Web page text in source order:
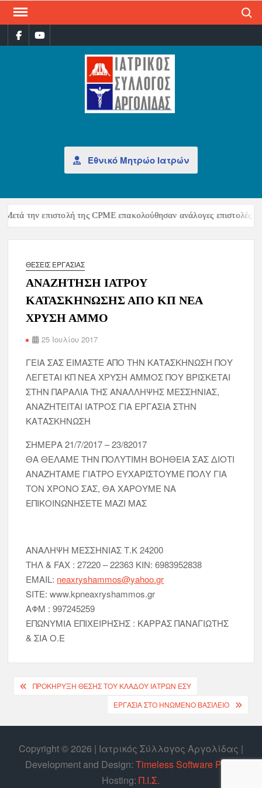
Εθνικό Μητρώο Ιατρών
την επιστολή της CPME επακολούθησαν ανάλογες επιστολές
ΘΈΣΕΙΣ ΕΡΓΑΣΊΑΣ
ΑΝΑΖΗΤΗΣΗ ΙΑΤΡΟΥ
ΚΑΤΑΣΚΗΝΩΣΗΣ ΑΠΟ ΚΠ ΝΕΑ
ΧΡΥΣΗ ΑΜΜΟ
25 Ιουλίου 2017
ΓΕΙΑ ΣΑΣ ΕΙΜΑΣΤΕ ΑΠΟ ΤΗΝ ΚΑΤΑΣΚΗΝΩΣΗ ΠΟΥ
ΛΕΓΕΤΑΙ ΚΠ ΝΕΑ ΧΡΥΣΗ ΑΜΜΟΣ ΠΟΥ ΒΡΙΣΚΕΤΑΙ
ΣΤΗΝ ΠΑΡΑΛΙΑ ΤΗΣ ΑΝΑΛΛΗΨΗΣ ΜΕΣΣΗΝΙΑΣ,
ΑΝΑΖΗΤΕΙΤΑΙ ΙΑΤΡΟΣ ΓΙΑ ΕΡΓΑΣΙΑ ΣΤΗΝ
ΚΑΤΑΣΚΗΝΩΣΗ
ΣΗΜΕΡΑ 21/7/2017 – 23/82017
ΘΑ ΘΕΛΑΜΕ ΤΗΝ ΠΟΛΥΤΙΜΗ ΒΟΗΘΕΙΑ ΣΑΣ ΔΙΟΤΙ
ΑΝΑΖΗΤΑΜΕ ΓΙΑΤΡΟ ΕΥΧΑΡΙΣΤΟΥΜΕ ΠΟΛΥ ΓΙΑ
ΤΟΝ ΧΡΟΝΟ ΣΑΣ, ΘΑ ΧΑΡΟΥΜΕ ΝΑ
ΕΠΙΚΟΙΝΩΝΗΣΕΤΕ ΜΑΖΙ ΜΑΣ
ΑΝΑΛΗΨΗ ΜΕΣΣΗΝΙΑΣ Τ.Κ 24200
ΤΗΛ & FAX : 27220 – 22363 ΚΙΝ: 6983952838
ΕMAIL: neaxryshammos@yahoo.gr
SITE: www.kpneaxryshammos.gr
ΑΦΜ : 997245259
ΕΠΩΝΥΜΙΑ ΕΠΙΧΕΙΡΗΣΗΣ : ΚΑΡΡΑΣ ΠΑΝΑΓΙΩΤΗΣ
& ΣΙΑ Ο.Ε
ΠΡΟΚΗΡΥΞΗ ΘΕΣΗΣ ΤΟΥ ΚΛΑΔΟΥ ΙΑΤΡΩΝ ΕΣΥ
EΡΓΑΣΊΑ ΣΤΟ ΗΝΩΜΈΝΟ ΒΑΣΊΛΕΙΟ
Copyright © 2026 | Ιατρικός Σύλλογος Αργολίδας |
Develοpment and Design: Timeless Software P.C.|
Hosting:Π.Ι.Σ.